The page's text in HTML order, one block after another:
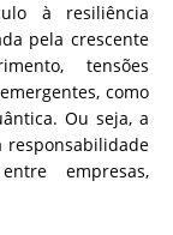
à resiliência
pela crescente
tensões
como
Ou seja, a
responsabilidade
empresas,